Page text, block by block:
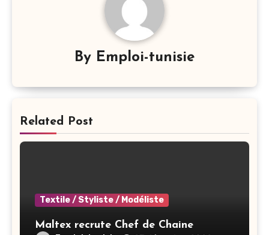
By Emploi-tunisie
Related Post
Textile / Styliste / Modéliste
Maltex recrute Chef de Chaine